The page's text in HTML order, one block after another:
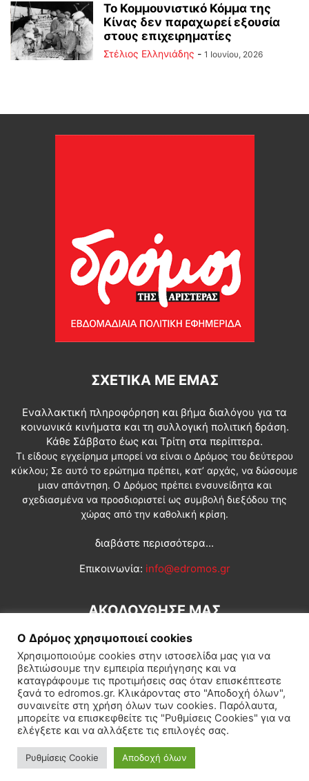
Το Κομμουνιστικό Κόμμα της
Κίνας δεν παραχωρεί εξουσία
στους επιχειρηματίες
Στέλιος Ελληνιάδης - 1 Ιουνίου, 2026
ΣΧΕΤΙΚΆ ΜΕ ΕΜΆΣ
Εναλλακτική πληροφόρηση και βήμα διαλόγου για τα
κοινωνικά κινήματα και τη συλλογική πολιτική δράση.
Κάθε Σάββατο έως και Τρίτη στα περίπτερα.
Τι είδους εγχείρημα μπορεί να είναι ο Δρόμος του δεύτερου
κύκλου; Σε αυτό το ερώτημα πρέπει, κατ’ αρχάς, να δώσουμε
μιαν απάντηση. Ο Δρόμος πρέπει ενσυνείδητα και
σχεδιασμένα να προσδιοριστεί ως συμβολή διεξόδου της
χώρας από την καθολική κρίση.
διαβάστε περισσότερα...
Επικοινωνία: info@edromos.gr
ΑΚΟΛΟΥΘΗΣΕ ΜΑΣ
Εγγραφή συνδρομητή Πολιτική Διεθνή Κοινωνία
Πολιτισμός Αφιερώματα
© Δρόμος της Αριστεράς
Ο Δρόμος χρησιμοποιεί cookies
Χρησιμοποιούμε cookies στην ιστοσελίδα μας για να
βελτιώσουμε την εμπειρία περιήγησης και να
καταγράφουμε τις προτιμήσεις σας όταν επισκέπτεστε
ξανά το edromos.gr. Κλικάροντας στο "Αποδοχή όλων",
συναινείτε στη χρήση όλων των cookies. Παρόλαυτα,
μπορείτε να επισκεφθείτε τις "Ρυθμίσεις Cookies" για να
ελέγξετε και να αλλάξετε τις επιλογές σας.
Ρυθμίσεις Cookie Αποδοχή όλων